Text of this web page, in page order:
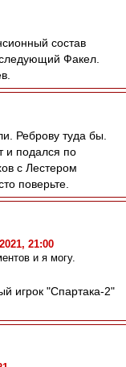
состав
Факел.
Реброву туда бы.
и подался по
с Лестером
поверьте.
21:00
и я могу.
игрок "Спартака-2"